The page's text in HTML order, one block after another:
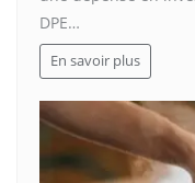
DPE…
En savoir plus